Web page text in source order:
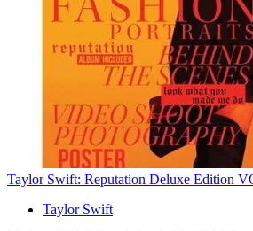
Taylor Swift: Reputation Deluxe Edition
Taylor Swift